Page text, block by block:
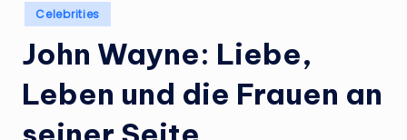
il
l
e
Posted
in
Celebrities
John Wayne: Liebe,
Leben und die Frauen an